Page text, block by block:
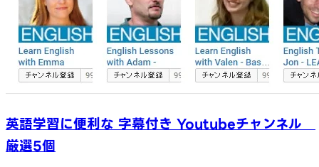
英語学習に便利な 字幕付き Youtubeチャンネル
厳選5個